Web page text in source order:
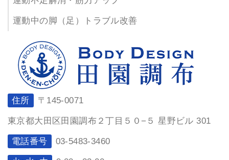
運動中の脚（足）トラブル改善
住所 〒145-0071
東京都大田区田園調布２丁目５０−５ 星野ビル 301
電話番号 03-5483-3460